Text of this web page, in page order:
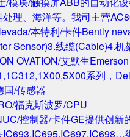
理、海洋等。我司主营
本特利/卡件Bently
Sensor)3.线缆(Cable)4.
OVATION/艾默生
系列，
国/传感器
福克斯波罗/CPU
控制器/卡件GE提供创新
IC693,IC695,IC697,IC698…